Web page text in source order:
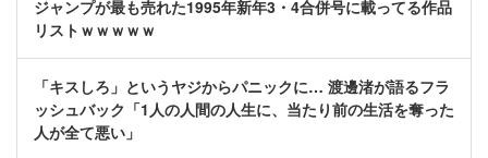
ジャンプが最も売れた1995年新年3・4合併号に載ってる作品
リストｗｗｗｗｗ
「キスしろ」というヤジからパニックに… 渡邊渚が語るフラ
ッシュバック「1人の人間の人生に、当たり前の生活を奪った
人が全て悪い」